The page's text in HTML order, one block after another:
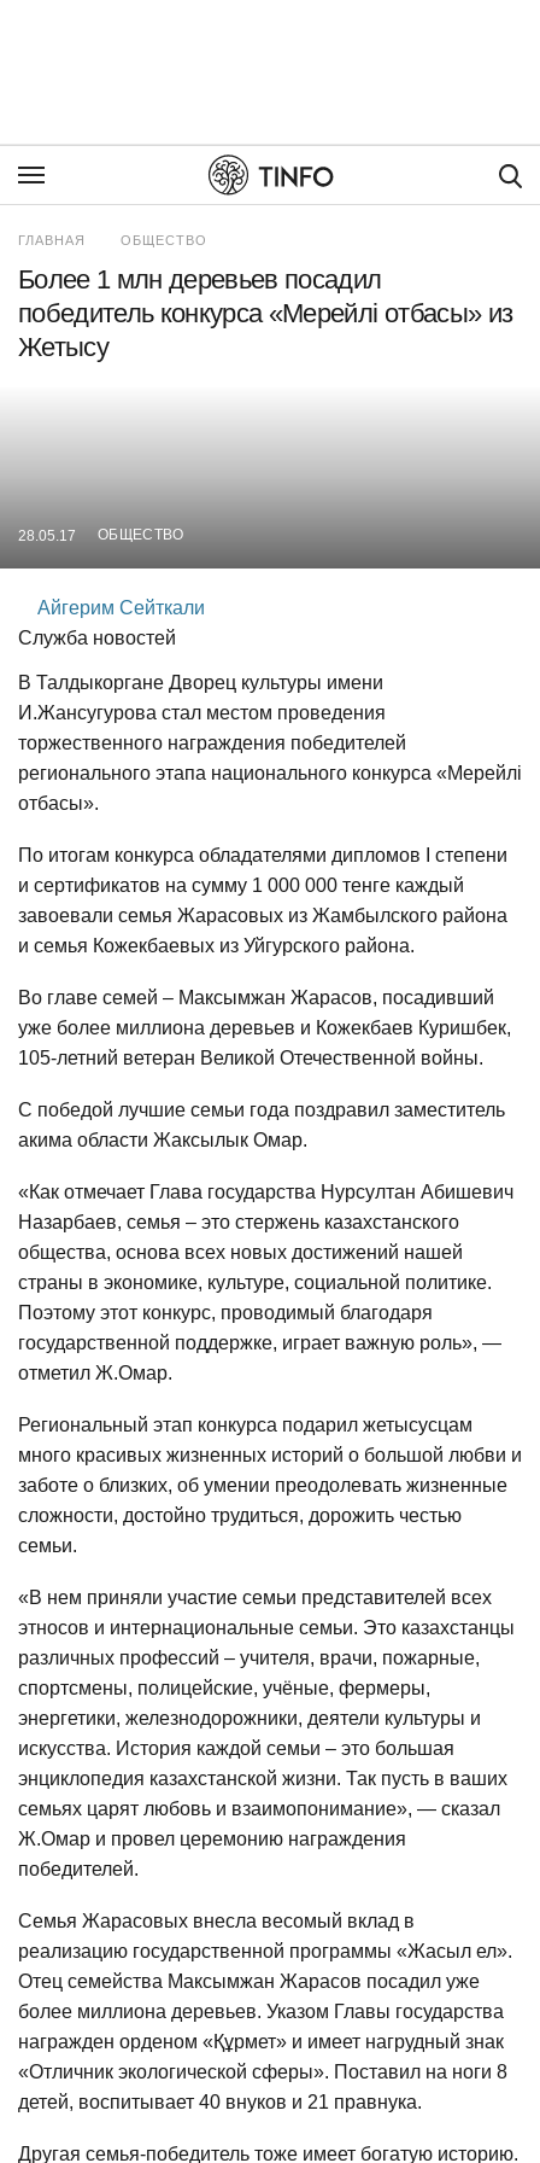
ГЛАВНАЯ ОБЩЕСТВО
Более 1 млн деревьев посадил
победитель конкурса «Мерейлі отбасы» из
Жетысу
28.05.17 ОБЩЕСТВО
Айгерим Сейткали
Служба новостей
В Талдыкоргане Дворец культуры имени
И.Жансугурова стал местом проведения
торжественного награждения победителей
регионального этапа национального конкурса «Мерейлі
отбасы».
По итогам конкурса обладателями дипломов I степени
и сертификатов на сумму 1 000 000 тенге каждый
завоевали семья Жарасовых из Жамбылского района
и семья Кожекбаевых из Уйгурского района.
Во главе семей – Максымжан Жарасов, посадивший
уже более миллиона деревьев и Кожекбаев Куришбек,
105-летний ветеран Великой Отечественной войны.
С победой лучшие семьи года поздравил заместитель
акима области Жаксылык Омар.
«Как отмечает Глава государства Нурсултан Абишевич
Назарбаев, семья – это стержень казахстанского
общества, основа всех новых достижений нашей
страны в экономике, культуре, социальной политике.
Поэтому этот конкурс, проводимый благодаря
государственной поддержке, играет важную роль», —
отметил Ж.Омар.
Региональный этап конкурса подарил жетысусцам
много красивых жизненных историй о большой любви и
заботе о близких, об умении преодолевать жизненные
сложности, достойно трудиться, дорожить честью
семьи.
«В нем приняли участие семьи представителей всех
этносов и интернациональные семьи. Это казахстанцы
различных профессий – учителя, врачи, пожарные,
спортсмены, полицейские, учёные, фермеры,
энергетики, железнодорожники, деятели культуры и
искусства. История каждой семьи – это большая
энциклопедия казахстанской жизни. Так пусть в ваших
семьях царят любовь и взаимопонимание», — сказал
Ж.Омар и провел церемонию награждения
победителей.
Семья Жарасовых внесла весомый вклад в
реализацию государственной программы «Жасыл ел».
Отец семейства Максымжан Жарасов посадил уже
более миллиона деревьев. Указом Главы государства
награжден орденом «Құрмет» и имеет нагрудный знак
«Отличник экологической сферы». Поставил на ноги 8
детей, воспитывает 40 внуков и 21 правнука.
Другая семья-победитель тоже имеет богатую историю.